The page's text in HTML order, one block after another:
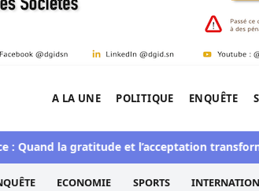
et d'investigation de l'Afrique.
A LA UNE POLITIQUE ENQUÊTE
: Quand la gratitude et l’acceptation
ECONOMIE SPORTS